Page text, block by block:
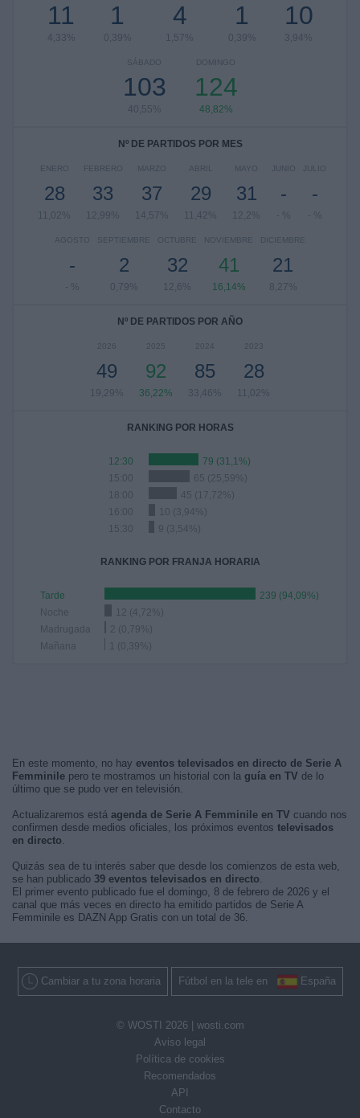
11
4,33%
1
0,39%
4
1,57%
1
0,39%
10
3,94%
SÁBADO
103
40,55%
DOMINGO
124
48,82%
Nº DE PARTIDOS POR MES
ENERO
28
11,02%
FEBRERO
33
12,99%
MARZO
37
14,57%
ABRIL
29
11,42%
MAYO
31
12,2%
JUNIO
-
- %
JULIO
-
- %
AGOSTO
-
- %
SEPTIEMBRE
2
0,79%
OCTUBRE
32
12,6%
NOVIEMBRE
41
16,14%
DICIEMBRE
21
8,27%
Nº DE PARTIDOS POR AÑO
2026
49
19,29%
2025
92
36,22%
2024
85
33,46%
2023
28
11,02%
RANKING POR HORAS
12:30
79 (31,1%)
15:00
65 (25,59%)
18:00
45 (17,72%)
16:00
10 (3,94%)
15:30
9 (3,54%)
RANKING POR FRANJA HORARIA
Tarde
239 (94,09%)
Noche
12 (4,72%)
Madrugada
2 (0,79%)
Mañana
1 (0,39%)
En este momento, no hay eventos televisados en directo de Serie A
Femminile pero te mostramos un historial con la guía en TV de lo
último que se pudo ver en televisión.
Actualizaremos está agenda de Serie A Femminile en TV cuando nos
confirmen desde medios oficiales, los próximos eventos televisados
en directo.
Quizás sea de tu interés saber que desde los comienzos de esta web,
se han publicado 39 eventos televisados en directo.
El primer evento publicado fue el domingo, 8 de febrero de 2026 y el
canal que más veces en directo ha emitido partidos de Serie A
Femminile es DAZN App Gratis con un total de 36.
Cambiar a tu zona horaria Fútbol en la tele en España
© WOSTI 2026 | wosti.com
Aviso legal
Política de cookies
Recomendados
API
Contacto